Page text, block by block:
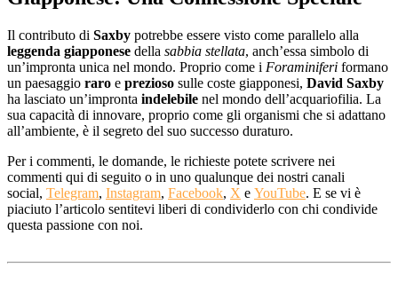
Il contributo di Saxby potrebbe essere visto come parallelo alla
leggenda giapponese della sabbia stellata, anch’essa simbolo di
un’impronta unica nel mondo. Proprio come i Foraminiferi formano
un paesaggio raro e prezioso sulle coste giapponesi, David Saxby
ha lasciato un’impronta indelebile nel mondo dell’acquariofilia. La
sua capacità di innovare, proprio come gli organismi che si adattano
all’ambiente, è il segreto del suo successo duraturo.
Per i commenti, le domande, le richieste potete scrivere nei
commenti qui di seguito o in uno qualunque dei nostri canali
social, Telegram, Instagram, Facebook, X e YouTube. E se vi è
piaciuto l’articolo sentitevi liberi di condividerlo con chi condivide
questa passione con noi.